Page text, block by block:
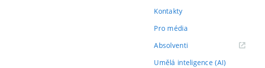
Kontakty
Pro média
Absolventi(externí
Umělá inteligence (AI)